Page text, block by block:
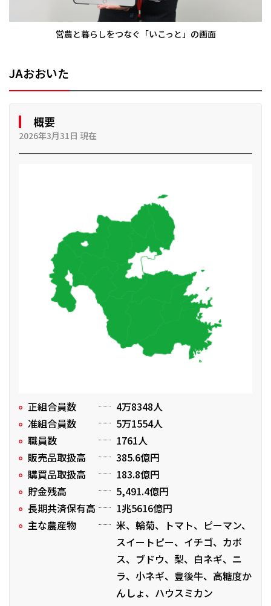
営農と暮らしをつなぐ「いこっと」の画面
JAおおいた
概要
2026年3月31日 現在
正組合員数
4万8348人
准組合員数
5万1554人
職員数
1761人
販売品取扱高
385.6億円
購買品取扱高
183.8億円
貯金残高
5,491.4億円
長期共済保有高
1兆5616億円
主な農産物
米、輪菊、トマト、ピーマン、
スイートピー、イチゴ、カボ
ス、ブドウ、梨、白ネギ、ニ
ラ、小ネギ、豊後牛、高糖度か
んしょ、ハウスミカン